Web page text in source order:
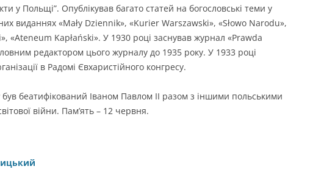
у Польщі”. Опублікував багато статей на богословські теми у
виданнях «Mały Dziennik», «Kurier Warszawski», «Słowo Narodu»,
«Ateneum Kapłański». У 1930 році заснував журнал «Prawda
редактором цього журналу до 1935 року. У 1933 році
в Радомі Євхаристійного конгресу.
беатифікований Іваном Павлом ІІ разом з іншими польськими
війни. Пам’ять – 12 червня.